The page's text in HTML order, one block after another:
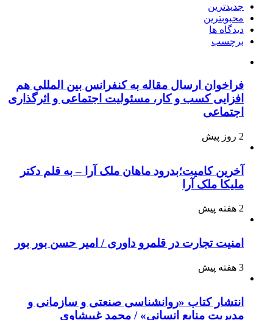
جدیدترین
محبوبترین
دیدگاه ها
برچسب
فراخوان ارسال مقاله به کنفرانس بین المللی هم
افزایی کسب و کار، مسئولیت اجتماعی و اثرگذاری
اجتماعی
2 روز پیش
آخرین کامیت؛بدرود ماهان ملک آرا – به قلم دکتر
ملیکا ملک آرا
2 هفته پیش
امنیت تجارت در قلمرو داوری / امیر حسن بور بور
3 هفته پیش
انتشار کتاب «روانشناسی صنعتی و سازمانی و
مدیریت منابع انسانی» / محمد غبیشاوی